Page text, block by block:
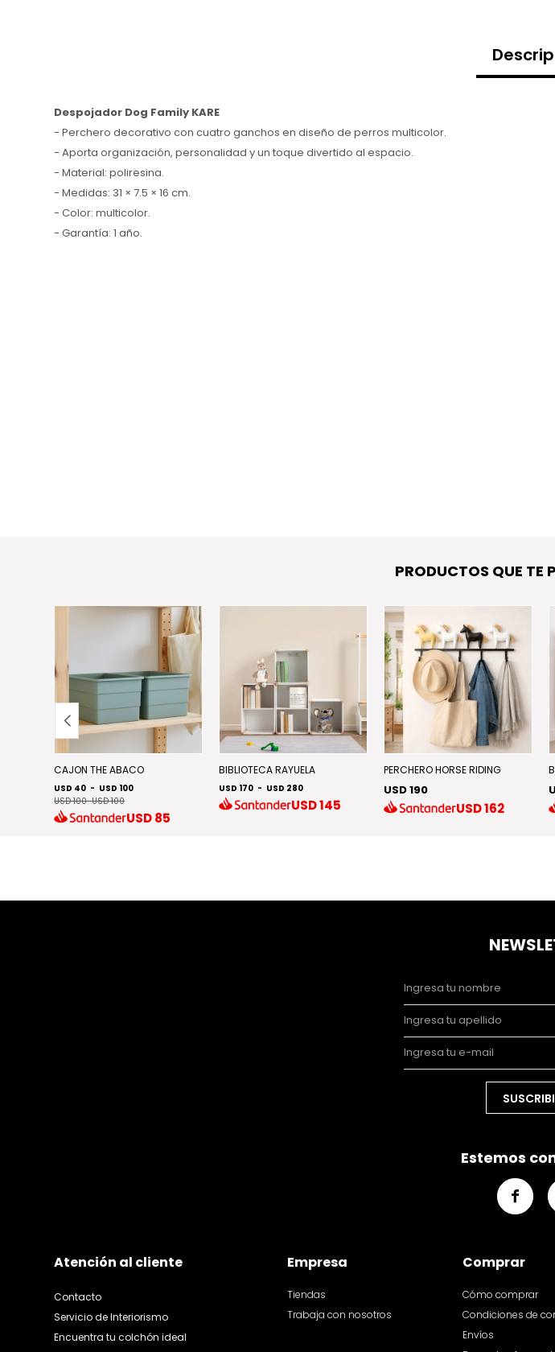
Despojador Dog Family KARE
- Perchero decorativo con cuatro ganchos en diseño de perros multicolor.
- Aporta organización, personalidad y un toque divertido al espacio.
- Material: poliresina.
- Medidas: 31 × 7.5 × 16 cm.
- Color: multicolor.
- Garantía: 1 año.
PRODUCTOS QUE TE
CAJON THE ABACO
USD 40 - USD 100
USD 100-USD 100
USD85
BIBLIOTECA RAYUELA
USD 170 - USD 280
USD145
PERCHERO HORSE RIDING
USD 190
USD162
Atención al cliente
Contacto
Servicio de Interiorismo
Encuentra tu colchón ideal
Empresa
Tiendas
Trabaja con nosotros
Comprar
Cómo comprar
Condiciones de
Envíos
Estemos
